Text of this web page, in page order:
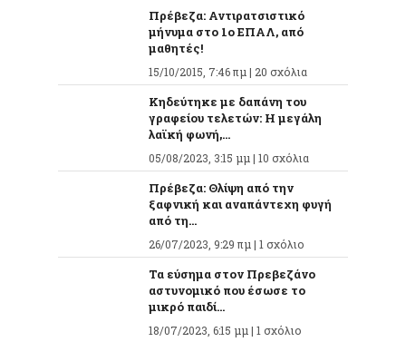
Πρέβεζα: Αντιρατσιστικό
μήνυμα στο 1ο ΕΠΑΛ, από
μαθητές!
15/10/2015, 7:46 πμ | 20 σχόλια
Κηδεύτηκε με δαπάνη του
γραφείου τελετών: Η μεγάλη
λαϊκή φωνή,...
05/08/2023, 3:15 μμ | 10 σχόλια
Πρέβεζα: Θλίψη από την
ξαφνική και αναπάντεχη φυγή
από τη...
26/07/2023, 9:29 πμ | 1 σχόλιο
Τα εύσημα στον Πρεβεζάνο
αστυνομικό που έσωσε το
μικρό παιδί...
18/07/2023, 6:15 μμ | 1 σχόλιο